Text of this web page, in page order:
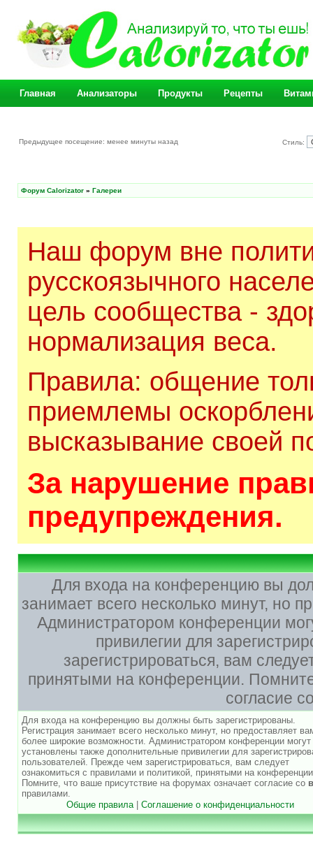
Главная Анализаторы Продукты Рецепты
Предыдущее посещение: менее минуты назад Стиль:
Форум Calorizator » Галереи
Наш форум вне
русскоязычного
цель сообщества -
нормализация веса.
Правила: общение
приемлемы
высказывание своей
За нарушение
предупреждения.
Для входа на конференцию вы
занимает всего несколько минут, но
Администратором конференции
привилегии для
зарегистрироваться, вам
принятыми на конференции.
согласие
Для входа на конференцию вы должны быть зарегистрированы.
Регистрация занимает всего несколько минут, но предоставляет
более широкие возможности. Администратором конференции
установлены также дополнительные привилегии для
пользователей. Прежде чем зарегистрироваться, вам следует
ознакомиться с правилами и политикой, принятыми на
Помните, что ваше присутствие на форумах означает согласие со
правилами.
Общие правила| Соглашение о конфиденциальности